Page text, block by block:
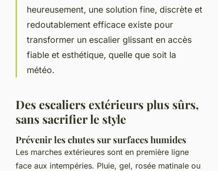
heureusement, une solution fine, discrète et
redoutablement efficace existe pour
transformer un escalier glissant en accès
fiable et esthétique, quelle que soit la
météo.
Des escaliers extérieurs plus sûrs,
sans sacrifier le style
Prévenir les chutes sur surfaces humides
Les marches extérieures sont en première ligne
face aux intempéries. Pluie, gel, rosée matinale ou